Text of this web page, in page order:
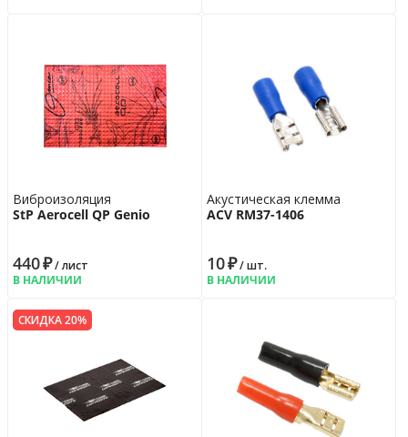
Виброизоляция
StP Aerocell QP Genio
440₽/ лист
В НАЛИЧИИ
Акустическая клемма
ACV RM37-1406
10₽/ шт.
В НАЛИЧИИ
СКИДКА 20%